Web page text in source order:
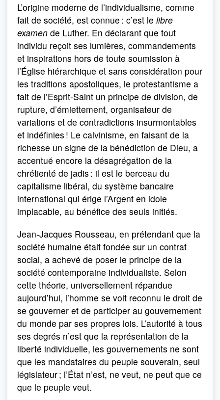
L’origine moderne de l’individualisme, comme
fait de société, est connue : c’est le libre
examen de Luther. En déclarant que tout
individu reçoit ses lumières, commandements
et inspirations hors de toute soumission à
l’Église hiérarchique et sans considération pour
les traditions apostoliques, le protestantisme a
fait de l’Esprit-Saint un principe de division, de
rupture, d’émiettement, organisateur de
variations et de contradictions insurmontables
et indéfinies ! Le calvinisme, en faisant de la
richesse un signe de la bénédiction de Dieu, a
accentué encore la désagrégation de la
chrétienté de jadis : il est le berceau du
capitalisme libéral, du système bancaire
international qui érige l’Argent en idole
implacable, au bénéfice des seuls initiés.
Jean-Jacques Rousseau, en prétendant que la
société humaine était fondée sur un contrat
social, a achevé de poser le principe de la
société contemporaine individualiste. Selon
cette théorie, universellement répandue
aujourd’hui, l’homme se voit reconnu le droit de
se gouverner et de participer au gouvernement
du monde par ses propres lois. L’autorité à tous
ses degrés n’est que la représentation de la
liberté individuelle, les gouvernements ne sont
que les mandataires du peuple souverain, seul
législateur ; l’État n’est, ne veut, ne peut que ce
que le peuple veut.